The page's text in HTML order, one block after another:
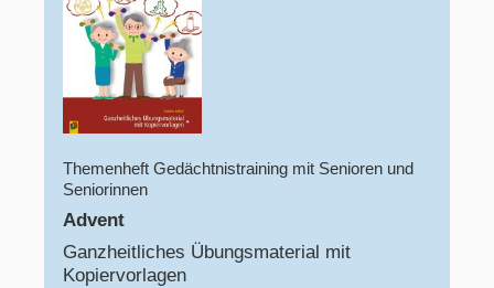
Themenheft Gedächtnistraining mit Senioren und
Seniorinnen
Advent
Ganzheitliches Übungsmaterial mit
Kopiervorlagen